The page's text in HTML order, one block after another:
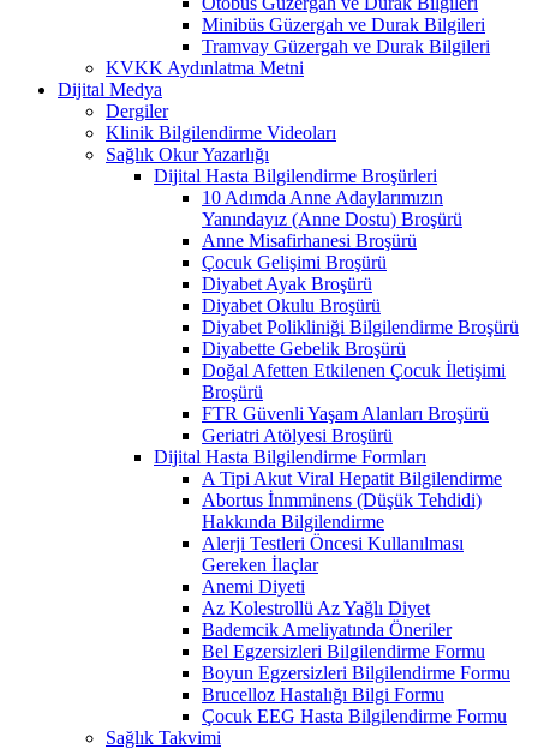
Minibüs Güzergah ve Durak Bilgileri
Tramvay Güzergah ve Durak Bilgileri
KVKK Aydınlatma Metni
Dijital Medya
Dergiler
Klinik Bilgilendirme Videoları
Sağlık Okur Yazarlığı
Dijital Hasta Bilgilendirme Broşürleri
10 Adımda Anne Adaylarımızın
Yanındayız (Anne Dostu) Broşürü
Anne Misafirhanesi Broşürü
Çocuk Gelişimi Broşürü
Diyabet Ayak Broşürü
Diyabet Okulu Broşürü
Diyabet Polikliniği Bilgilendirme Broşürü
Diyabette Gebelik Broşürü
Doğal Afetten Etkilenen Çocuk İletişimi
Broşürü
FTR Güvenli Yaşam Alanları Broşürü
Geriatri Atölyesi Broşürü
Dijital Hasta Bilgilendirme Formları
A Tipi Akut Viral Hepatit Bilgilendirme
Abortus İnmminens (Düşük Tehdidi)
Hakkında Bilgilendirme
Alerji Testleri Öncesi Kullanılması
Gereken İlaçlar
Anemi Diyeti
Az Kolestrollü Az Yağlı Diyet
Bademcik Ameliyatında Öneriler
Bel Egzersizleri Bilgilendirme Formu
Boyun Egzersizleri Bilgilendirme Formu
Brucelloz Hastalığı Bilgi Formu
Çocuk EEG Hasta Bilgilendirme Formu
Sağlık Takvimi